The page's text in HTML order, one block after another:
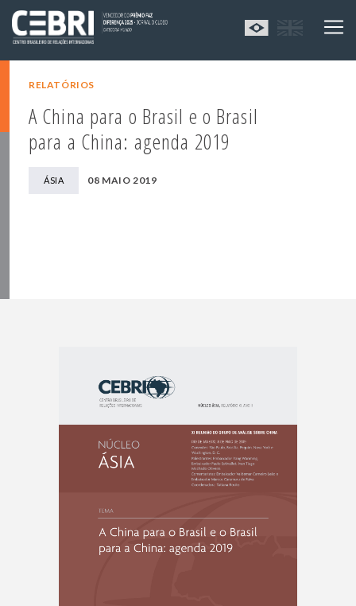
RELATÓRIOS
A China para o Brasil e o Brasil
para a China: agenda 2019
ÁSIA 08 MAIO 2019